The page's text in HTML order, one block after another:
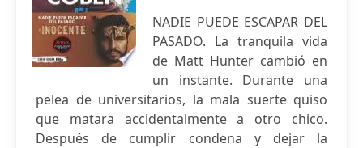
NADIE PUEDE ESCAPAR DEL
PASADO. La tranquila vida
de Matt Hunter cambió en
un instante. Durante una
pelea de universitarios, la mala suerte quiso
que matara accidentalmente a otro chico.
Después de cumplir condena y dejar la